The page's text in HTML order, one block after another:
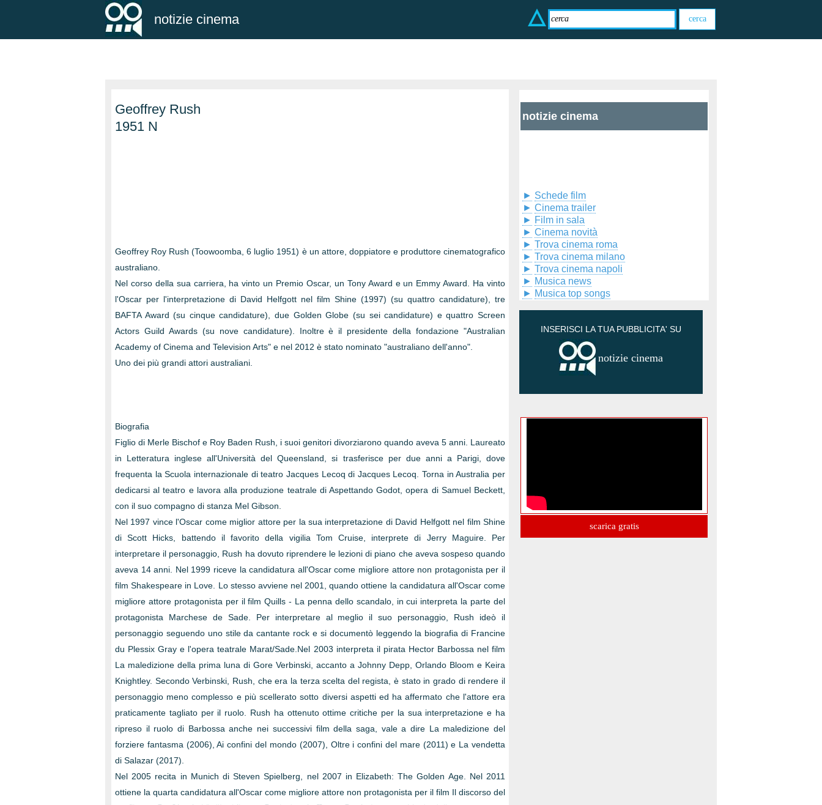
notizie cinema
Geoffrey Rush
1951 N
Geoffrey Roy Rush (Toowoomba, 6 luglio 1951) è un attore, doppiatore e produttore cinematografico
australiano.
Nel corso della sua carriera, ha vinto un Premio Oscar, un Tony Award e un Emmy Award. Ha vinto
l'Oscar per l'interpretazione di David Helfgott nel film Shine (1997) (su quattro candidature), tre
BAFTA Award (su cinque candidature), due Golden Globe (su sei candidature) e quattro Screen
Actors Guild Awards (su nove candidature). Inoltre è il presidente della fondazione "Australian
Academy of Cinema and Television Arts" e nel 2012 è stato nominato "australiano dell'anno".
Uno dei più grandi attori australiani.
Biografia
Figlio di Merle Bischof e Roy Baden Rush, i suoi genitori divorziarono quando aveva 5 anni. Laureato
in Letteratura inglese all'Università del Queensland, si trasferisce per due anni a Parigi, dove
frequenta la Scuola internazionale di teatro Jacques Lecoq di Jacques Lecoq. Torna in Australia per
dedicarsi al teatro e lavora alla produzione teatrale di Aspettando Godot, opera di Samuel Beckett,
con il suo compagno di stanza Mel Gibson.
Nel 1997 vince l'Oscar come miglior attore per la sua interpretazione di David Helfgott nel film Shine
di Scott Hicks, battendo il favorito della vigilia Tom Cruise, interprete di Jerry Maguire. Per
interpretare il personaggio, Rush ha dovuto riprendere le lezioni di piano che aveva sospeso quando
aveva 14 anni. Nel 1999 riceve la candidatura all'Oscar come migliore attore non protagonista per il
film Shakespeare in Love. Lo stesso avviene nel 2001, quando ottiene la candidatura all'Oscar come
migliore attore protagonista per il film Quills - La penna dello scandalo, in cui interpreta la parte del
protagonista Marchese de Sade. Per interpretare al meglio il suo personaggio, Rush ideò il
personaggio seguendo uno stile da cantante rock e si documentò leggendo la biografia di Francine
du Plessix Gray e l'opera teatrale Marat/Sade.Nel 2003 interpreta il pirata Hector Barbossa nel film
La maledizione della prima luna di Gore Verbinski, accanto a Johnny Depp, Orlando Bloom e Keira
Knightley. Secondo Verbinski, Rush, che era la terza scelta del regista, è stato in grado di rendere il
personaggio meno complesso e più scellerato sotto diversi aspetti ed ha affermato che l'attore era
praticamente tagliato per il ruolo. Rush ha ottenuto ottime critiche per la sua interpretazione e ha
ripreso il ruolo di Barbossa anche nei successivi film della saga, vale a dire La maledizione del
forziere fantasma (2006), Ai confini del mondo (2007), Oltre i confini del mare (2011) e La vendetta
di Salazar (2017).
Nel 2005 recita in Munich di Steven Spielberg, nel 2007 in Elizabeth: The Golden Age. Nel 2011
ottiene la quarta candidatura all'Oscar come migliore attore non protagonista per il film Il discorso del
notizie cinema
► Schede film
► Cinema trailer
► Film in sala
► Cinema novità
► Trova cinema roma
► Trova cinema milano
► Trova cinema napoli
► Musica news
► Musica top songs
INSERISCI LA TUA PUBBLICITA' SU
notizie cinema
scarica gratis